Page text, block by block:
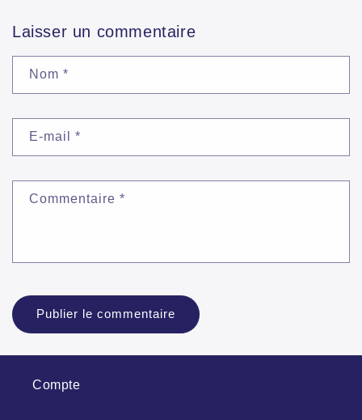
Laisser un commentaire
Nom *
E-mail *
Commentaire *
Compte